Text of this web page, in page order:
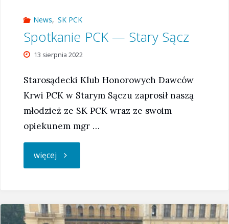
News, SK PCK
Spotkanie PCK — Stary Sącz
13 sierpnia 2022
Starosądecki Klub Honorowych Dawców
Krwi PCK w Starym Sączu zaprosił naszą
młodzież ze SK PCK wraz ze swoim
opiekunem mgr …
więcej "Spotkanie
—